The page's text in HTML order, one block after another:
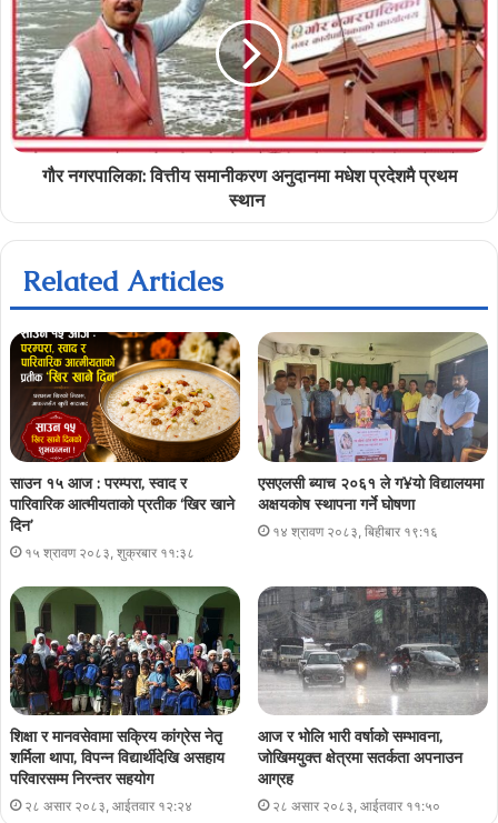
गौर नगरपालिका: वित्तीय समानीकरण अनुदानमा मधेश प्रदेशमै प्रथम
स्थान
Related Articles
साउन १५ आज : परम्परा, स्वाद र
पारिवारिक आत्मीयताको प्रतीक ‘खिर खाने
दिन’
१५ श्रावण २०८३, शुक्रबार ११:३८
एसएलसी ब्याच २०६१ ले ग¥यो विद्यालयमा
अक्षयकोष स्थापना गर्ने घोषणा
१४ श्रावण २०८३, बिहीबार १९:१६
शिक्षा र मानवसेवामा सक्रिय कांग्रेस नेतृ
शर्मिला थापा, विपन्न विद्यार्थीदेखि असहाय
परिवारसम्म निरन्तर सहयोग
२८ असार २०८३, आईतवार १२:२४
आज र भोलि भारी वर्षाको सम्भावना,
जोखिमयुक्त क्षेत्रमा सतर्कता अपनाउन
आग्रह
२८ असार २०८३, आईतवार ११:५०